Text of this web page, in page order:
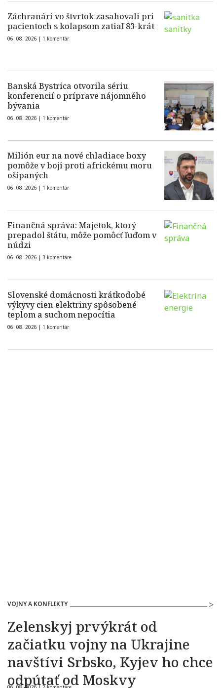
Záchranári vo štvrtok zasahovali pri
pacientoch s kolapsom zatiaľ 83-krát
06. 08. 2026 | 1 komentár
Banská Bystrica otvorila sériu
konferencií o príprave nájomného
bývania
06. 08. 2026 | 1 komentár
Milión eur na nové chladiace boxy
pomôže v boji proti africkému moru
ošípaných
06. 08. 2026 | 1 komentár
Finančná správa: Majetok, ktorý
prepadol štátu, môže pomôcť ľuďom v
núdzi
06. 08. 2026 | 3 komentáre
Slovenské domácnosti krátkodobé
výkyvy cien elektriny spôsobené
teplom a suchom nepocítia
06. 08. 2026 | 1 komentár
VOJNY A KONFLIKTY
Zelenskyj prvýkrát od
začiatku vojny na Ukrajine
navštívi Srbsko, Kyjev ho chce
odpútať od Moskvy